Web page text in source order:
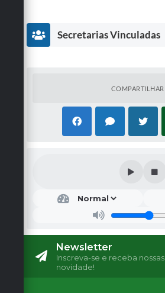
Secretarias Vinculadas
etar
pal
de
Ad
COMPARTILHAR
Newsletter
Inscreva-se e receba nossas
novidade!